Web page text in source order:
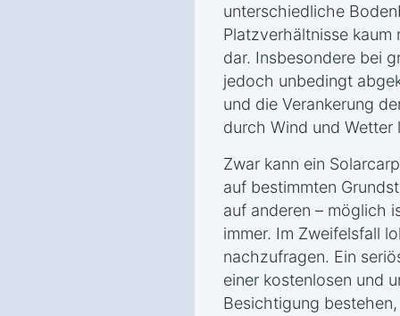
unterschiedliche
Platzverhältnisse kaum
dar. Insbesondere bei
jedoch unbedingt
und die Verankerung
durch Wind und
Zwar kann ein
auf bestimmten
auf anderen – möglich
immer. Im Zweifelsfall
nachzufragen. Ein
einer kostenlosen und
Besichtigung